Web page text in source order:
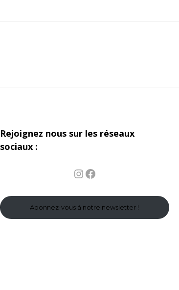
Rejoignez nous sur les réseaux
sociaux :
InstagramFacebook
Abonnez-vous à notre newsletter !